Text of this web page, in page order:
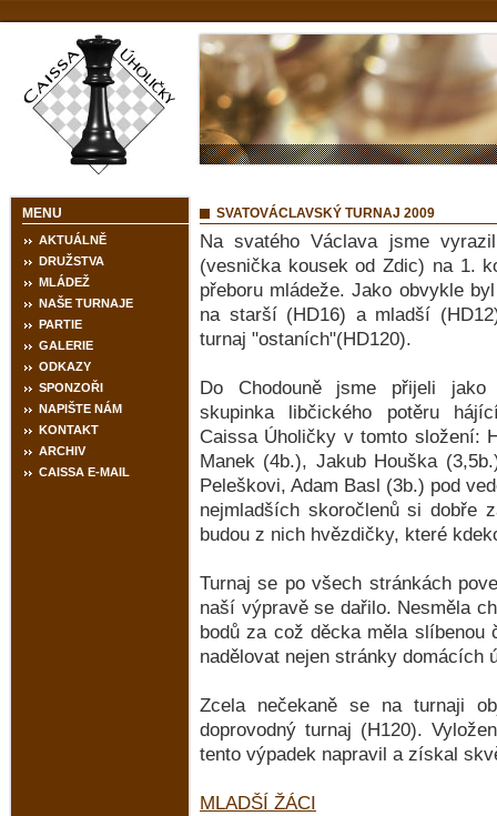
MENU
AKTUÁLNĚ
DRUŽSTVA
MLÁDEŽ
NAŠE TURNAJE
PARTIE
GALERIE
ODKAZY
SPONZOŘI
NAPIŠTE NÁM
KONTAKT
ARCHIV
CAISSA E-MAIL
SVATOVÁCLAVSKÝ TURNAJ 2009
Na svatého Václava jsme
(vesnička kousek od Zdic) na 1.
přeboru mládeže. Jako obvykle
na starší (HD16) a mladší
turnaj "ostaních"(HD120).
Do Chodouně jsme přijeli jako
skupinka libčického potěru
Caissa Úholičky v tomto složení:
Manek (4b.), Jakub Houška
Peleškovi, Adam Basl (3b.) pod
nejmladších skoročlenů si dobře
budou z nich hvězdičky, které
Turnaj se po všech stránkách
naší výpravě se dařilo. Nesměla
bodů za což děcka měla slíbenou
nadělovat nejen stránky domácích
Zcela nečekaně se na turnaji
doprovodný turnaj (H120).
tento výpadek napravil a získal
MLADŠÍ ŽÁCI